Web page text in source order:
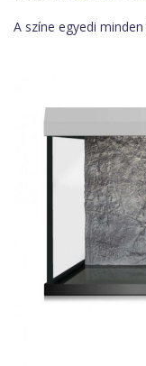
A színe egyedi